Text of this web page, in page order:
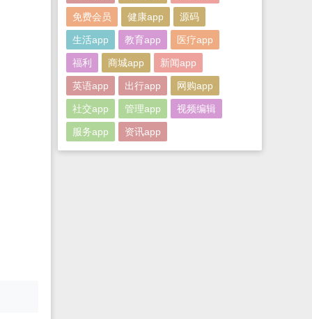
免费会员 健康app 源码
生活app 教育app 医疗app
福利 商城app 新闻app
英语app 出行app 网购app
社交app 管理app 视频编辑
服务app 资讯app